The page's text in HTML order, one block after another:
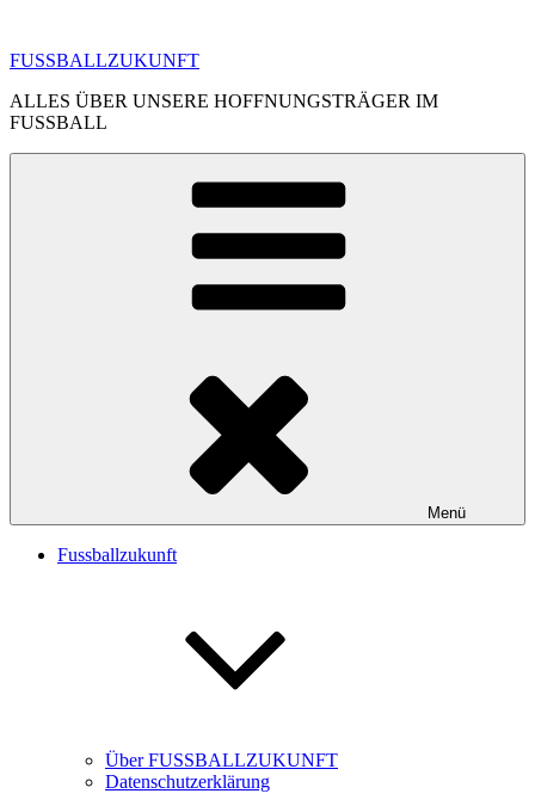
springen
FUSSBALLZUKUNFT
ALLES ÜBER UNSERE HOFFNUNGSTRÄGER IM
FUSSBALL
Menü
Fussballzukunft
Über FUSSBALLZUKUNFT
Datenschutzerklärung